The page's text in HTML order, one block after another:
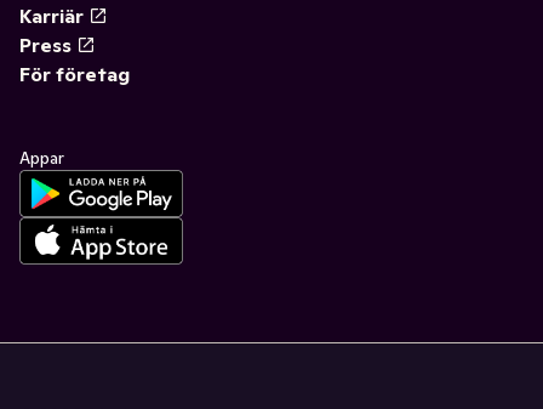
Karriär
Press
För företag
Appar